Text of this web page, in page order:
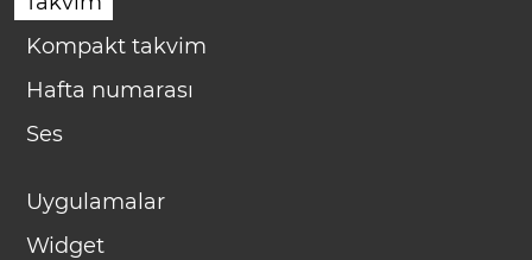
Kompakt takvim
Hafta numarası
Ses
Uygulamalar
Widget